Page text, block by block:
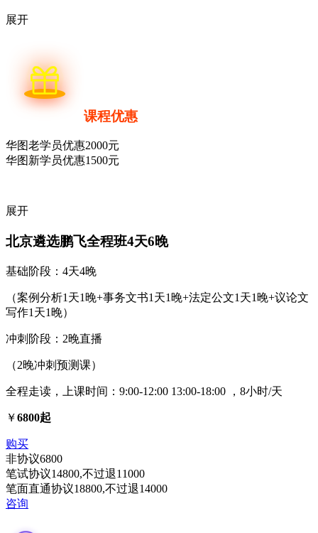
展开
课程优惠
华图老学员优惠2000元
华图新学员优惠1500元
展开
北京遴选鹏飞全程班4天6晚
基础阶段：4天4晚
（案例分析1天1晚+事务文书1天1晚+法定公文1天1晚+议论文
写作1天1晚）
冲刺阶段：2晚直播
（2晚冲刺预测课）
全程走读，上课时间：9:00-12:00 13:00-18:00 ，8小时/天
￥6800起
购买
非协议6800
笔试协议14800,不过退11000
笔面直通协议18800,不过退14000
咨询